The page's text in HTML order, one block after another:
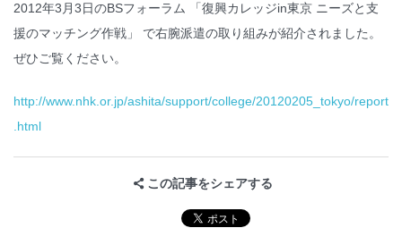
2012年3月3日のBSフォーラム 「復興カレッジin東京 ニーズと支
援のマッチング作戦」 で右腕派遣の取り組みが紹介されました。
ぜひご覧ください。
http://www.nhk.or.jp/ashita/support/college/20120205_tokyo/report
.html
この記事をシェアする